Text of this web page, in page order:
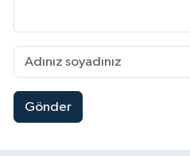
Gönder